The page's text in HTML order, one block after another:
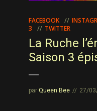
FACEBOOK
3
TWITTER
La Ruche
Saison 3
par Queen Bee 27/